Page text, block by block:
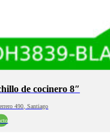
de cocinero 8″
490, Santiago